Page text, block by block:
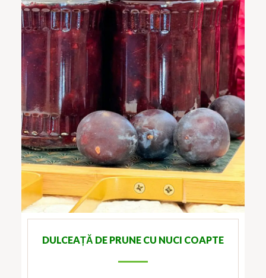
DULCEAȚĂ DE PRUNE CU NUCI COAPTE